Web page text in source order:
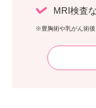
MRI検査
※豊胸術や乳がん術後